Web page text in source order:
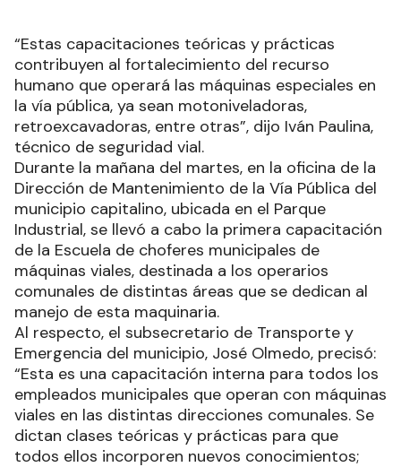
“Estas capacitaciones teóricas y prácticas
contribuyen al fortalecimiento del recurso
humano que operará las máquinas especiales en
la vía pública, ya sean motoniveladoras,
retroexcavadoras, entre otras”, dijo Iván Paulina,
técnico de seguridad vial.
Durante la mañana del martes, en la oficina de la
Dirección de Mantenimiento de la Vía Pública del
municipio capitalino, ubicada en el Parque
Industrial, se llevó a cabo la primera capacitación
de la Escuela de choferes municipales de
máquinas viales, destinada a los operarios
comunales de distintas áreas que se dedican al
manejo de esta maquinaria.
Al respecto, el subsecretario de Transporte y
Emergencia del municipio, José Olmedo, precisó:
“Esta es una capacitación interna para todos los
empleados municipales que operan con máquinas
viales en las distintas direcciones comunales. Se
dictan clases teóricas y prácticas para que
todos ellos incorporen nuevos conocimientos;